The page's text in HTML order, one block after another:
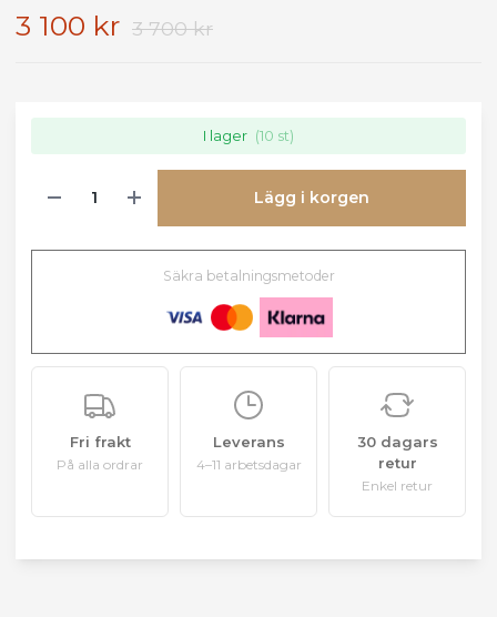
3 100 kr 3 700 kr
I lager (10 st)
Lägg i korgen
Säkra betalningsmetoder
Fri frakt
På alla ordrar
Leverans
4–11 arbetsdagar
30 dagars
retur
Enkel retur